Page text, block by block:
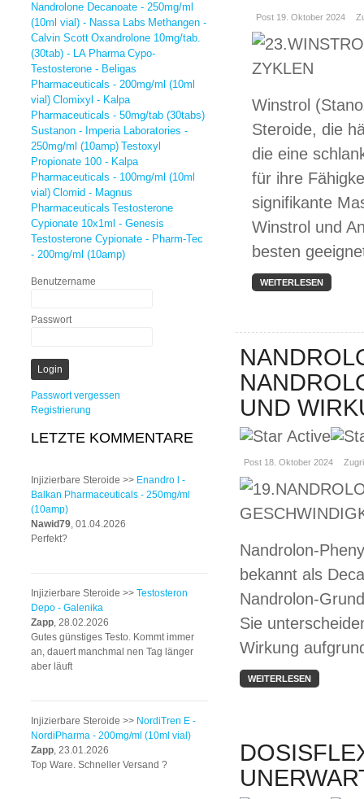
Post 19. Oktober 2024
Winstrol
Steroide, die
die eine
für ihre
signifikante
Winstrol und
besten
WEITERLESEN
UND
Post 18. Oktober 2024
Nandrolon-
bekannt als
Nandrolon-
Sie
Wirkung
WEITERLESEN
Nandrolone Decanoate - 250mg/ml
(10ml vial) - Nassa Labs Methangen -
Calvin Scott Oxandrolone 10mg/tab.
(30tab) - LA Pharma Cypo-
Testosterone - Beligas
Pharmaceuticals - 200mg/ml (10ml
vial) Clomixyl - Kalpa
Pharmaceuticals - 50mg/tab (30tabs)
Sustanon - Imperia Laboratories -
250mg/ml (10amp) Testoxyl
Propionate 100 - Kalpa
Pharmaceuticals - 100mg/ml (10ml
vial) Clomid - Magnus
Pharmaceuticals Testosterone
Cypionate 10x1ml - Genesis
Testosterone Cypionate - Pharm-Tec
- 200mg/ml (10amp)
Benutzername
Passwort
Passwort vergessen
Registrierung
LETZTE KOMMENTARE
Injizierbare Steroide >> Enandro l -
Balkan Pharmaceuticals - 250mg/ml
(10amp)
Nawid79, 01.04.2026
Perfekt?
Injizierbare Steroide >> Testosteron
Depo - Galenika
Zapp, 28.02.2026
Gutes günstiges Testo. Kommt immer
an, dauert manchmal nen Tag länger
aber läuft
Injizierbare Steroide >> NordiTren E -
NordiPharma - 200mg/ml (10ml vial)
Zapp, 23.01.2026
Top Ware. Schneller Versand ?